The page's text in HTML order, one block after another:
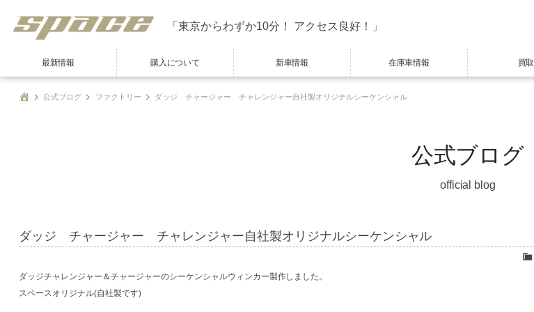
「東京からわずか10分！ アクセス良好！」
最新情報 購入について 新車情報 在庫車情報 買取
公式ブログ ファクトリー ダッジ チャージャー チャレンジャー自社製オリジナルシーケンシャル
公式ブログ
official blog
ダッジ チャージャー チャレンジャー自社製オリジナルシーケンシャル
ダッジチャレンジャー＆チャージャーのシーケンシャルウィンカー製作しました。
スペースオリジナル(自社製です)